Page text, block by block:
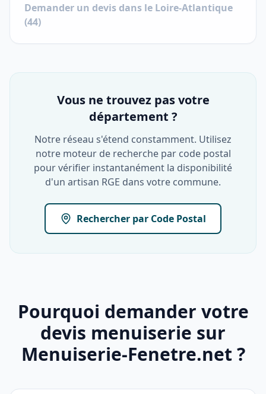
Demander un devis dans le Loire-Atlantique
(44)
Vous ne trouvez pas votre
département ?
Notre réseau s'étend constamment. Utilisez
notre moteur de recherche par code postal
pour vérifier instantanément la disponibilité
d'un artisan RGE dans votre commune.
Rechercher par Code Postal
Pourquoi demander votre
devis menuiserie sur
Menuiserie-Fenetre.net ?